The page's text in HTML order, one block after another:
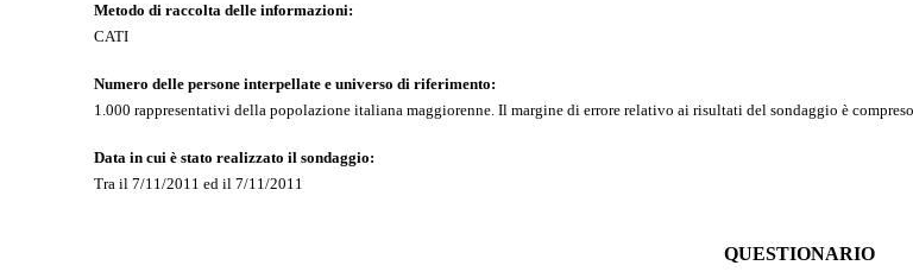
Metodo di raccolta delle informazioni:
CATI
Numero delle persone interpellate e universo di riferimento:
1.000 rappresentativi della popolazione italiana maggiorenne. Il margine di errore relativo ai risultati del sondaggio è
Data in cui è stato realizzato il sondaggio:
Tra il 7/11/2011 ed il 7/11/2011
QUESTIONARIO